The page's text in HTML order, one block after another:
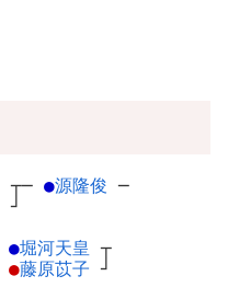
┬
┘
─ ●源隆俊 ─
●堀河天皇 ┬
●藤原苡子 ┘